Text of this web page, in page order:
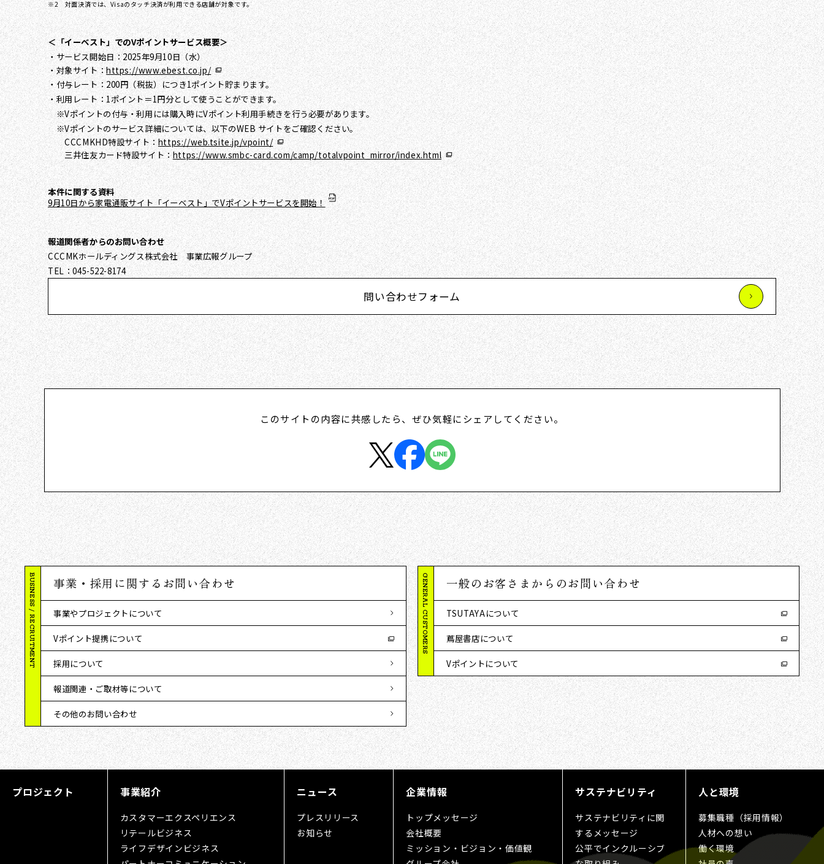
※2 対面決済では、Visaのタッチ決済が利用できる店舗が対象です。
＜「イーベスト」でのVポイントサービス概要＞
・サービス開始日：2025年9月10日（水）
・対象サイト：https://www.ebest.co.jp/
・付与レート：200円（税抜）につき1ポイント貯まります。
・利用レート：1ポイント＝1円分として使うことができます。
※Vポイントの付与・利用には購入時にVポイント利用手続きを行う必要があります。
※Vポイントのサービス詳細については、以下のWEB サイトをご確認ください。
CCCMKHD特設サイト： https://web.tsite.jp/vpoint/
三井住友カード特設サイト：https://www.smbc-card.com/camp/totalvpoint_mirror/index.html
本件に関する資料
9月10日から家電通販サイト「イーベスト」でVポイントサービスを開始！
報道関係者からのお問い合わせ
CCCMKホールディングス株式会社 事業広報グループ
TEL：045-522-8174
問い合わせフォーム
このサイトの内容に共感したら、 ぜひ気軽にシェアしてください。
BUSINESS / RECRUITMENT 事業・採用に関するお問い合わせ
事業やプロジェクトについて
Vポイント提携について
採用について
報道関連・ご取材等について
その他のお問い合わせ
GENERAL CUSTOMERS 一般のお客さまからのお問い合わせ
TSUTAYAについて
蔦屋書店について
Vポイントについて
プロジェクト 事業紹介
カスタマーエクスペリエンス
リテールビジネス
ライフデザインビジネス
ニュース
プレスリリース
お知らせ
企業情報
トップメッセージ
会社概要
ミッション・ビジョン・価値観
サステナビリティ
サステナビリティに関
するメッセージ
公平でインクルーシブ
人と環境
募集職種（採用情報）
人材への想い
働く環境